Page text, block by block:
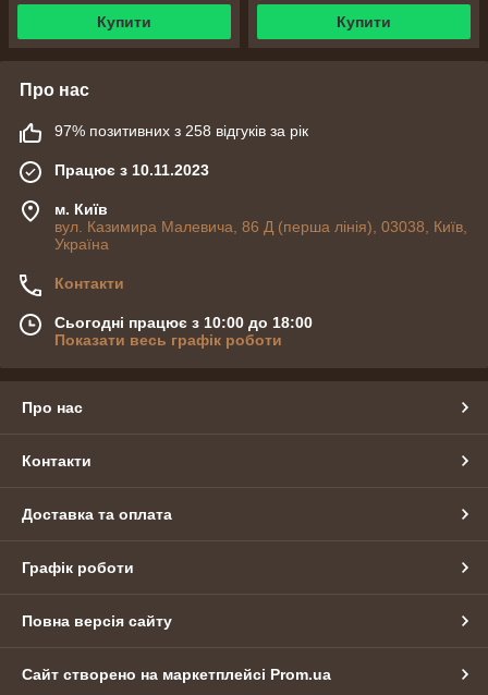
Купити Купити
Про нас
97% позитивних з 258 відгуків за рік
Працює з 10.11.2023
м. Київ
вул. Казимира Малевича, 86 Д (перша лінія), 03038, Київ,
Україна
Контакти
Сьогодні працює з 10:00 до 18:00
Показати весь графік роботи
Про нас
Контакти
Доставка та оплата
Графік роботи
Повна версія сайту
Сайт створено на маркетплейсі Prom.ua